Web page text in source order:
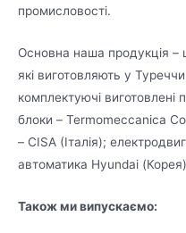
промисловості.
Основна наша продукція –
які виготовляють у
комплектуючі виготовлені
блоки – Termomeccanica
– CISA (Італія);
автоматика Hyundai (Корея)
Також ми випускаємо: